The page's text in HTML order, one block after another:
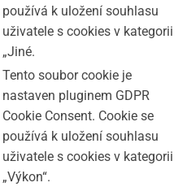
používá k uložení souhlasu
uživatele s cookies v kategorii
„Jiné.
Tento soubor cookie je
nastaven pluginem GDPR
Cookie Consent. Cookie se
používá k uložení souhlasu
uživatele s cookies v kategorii
„Výkon“.